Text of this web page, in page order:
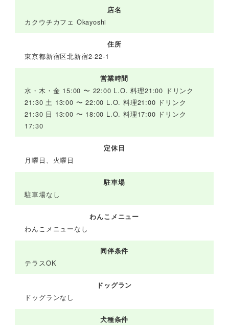
店名
カクウチカフェ Okayoshi
住所
東京都新宿区北新宿2-22-1
営業時間
水・木・金 15:00 〜 22:00 L.O. 料理21:00 ドリンク
21:30 土 13:00 〜 22:00 L.O. 料理21:00 ドリンク
21:30 日 13:00 〜 18:00 L.O. 料理17:00 ドリンク
17:30
定休日
月曜日、火曜日
駐車場
駐車場なし
わんこメニュー
わんこメニューなし
同伴条件
テラスOK
ドッグラン
ドッグランなし
犬種条件